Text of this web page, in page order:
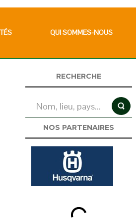
QUI SOMMES-NOUS
RECHERCHE
NOS PARTENAIRES